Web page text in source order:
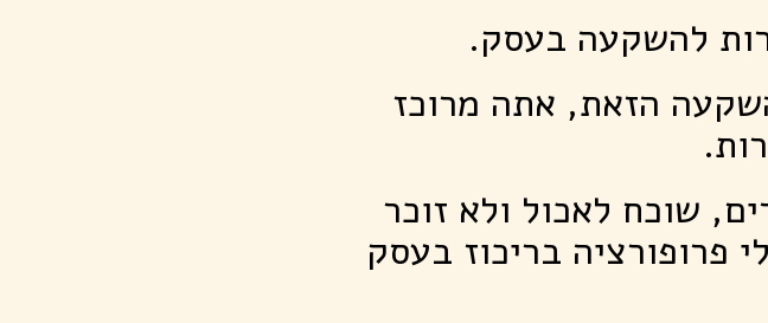
להשקעה בעסק.
הזאת, אתה מרוכז
שוכח לאכול ולא זוכר
פרופורציה בריכוז בעסק